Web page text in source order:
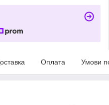
Оплата Умови